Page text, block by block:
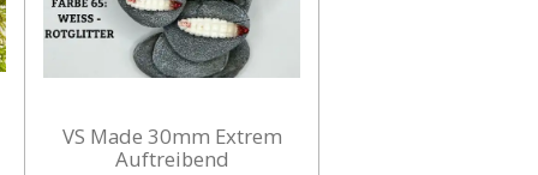
VS Made 30mm Extrem
Auftreibend